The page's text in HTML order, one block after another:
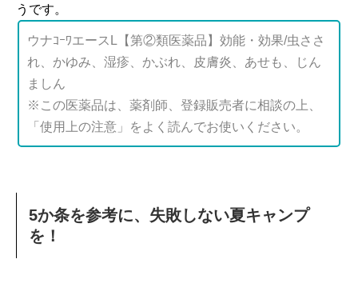
うです。
ウナｺｰﾜエースL【第②類医薬品】効能・効果/虫ささ
れ、かゆみ、湿疹、かぶれ、皮膚炎、あせも、じん
ましん
※この医薬品は、薬剤師、登録販売者に相談の上、
「使用上の注意」をよく読んでお使いください。
5か条を参考に、失敗しない夏キャンプ
を！